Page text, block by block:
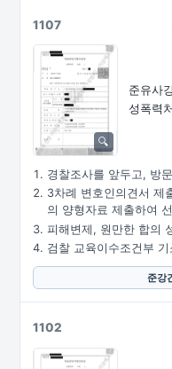
1107
준유사
성폭력
경찰조사를 앞두고, 방
3차례 변호인의견서 제
의 양형자료 제출하여
피해변제, 원만한 합의
검찰 교육이수조건부
준강
1102